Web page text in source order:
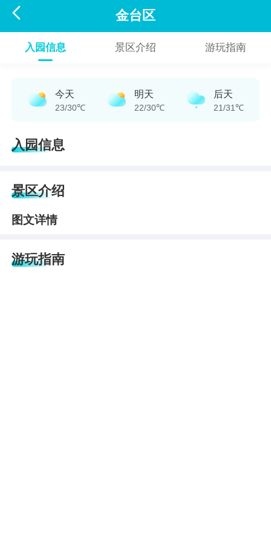
 金台区
入园信息 景区介绍 游玩指南
今天
23/30℃
明天
22/30℃
后天
21/31℃
入园信息
景区介绍
图文详情
游玩指南